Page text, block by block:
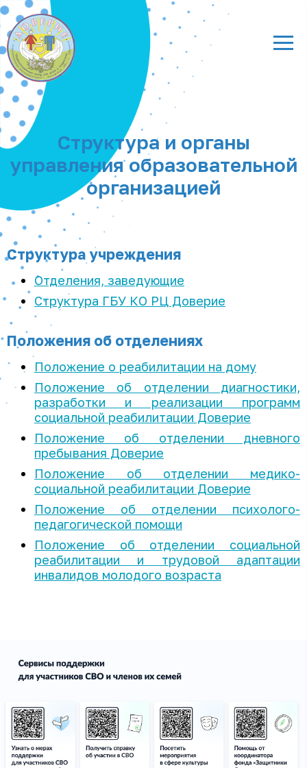
Структура и органы
управления образовательной
организацией
Структура учреждения
Отделения, заведующие
Структура ГБУ КО РЦ Доверие
Положения об отделениях
Положение о реабилитации на дому
Положение об отделении диагностики,
разработки и реализации программ
социальной реабилитации Доверие
Положение об отделении дневного
пребывания Доверие
Положение об отделении медико-
социальной реабилитации Доверие
Положение об отделении психолого-
педагогической помощи
Положение об отделении социальной
реабилитации и трудовой адаптации
инвалидов молодого возраста